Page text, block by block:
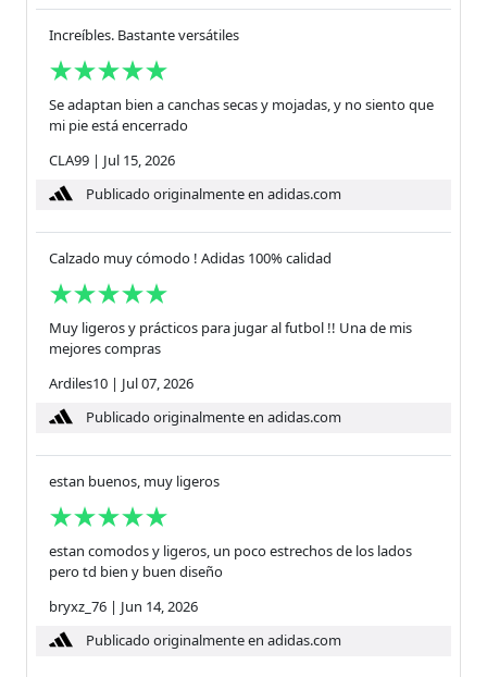
Increíbles. Bastante versátiles
Se adaptan bien a canchas secas y mojadas, y no siento que
mi pie está encerrado
CLA99 | Jul 15, 2026
Publicado originalmente en adidas.com
Calzado muy cómodo ! Adidas 100% calidad
Muy ligeros y prácticos para jugar al futbol !! Una de mis
mejores compras
Ardiles10 | Jul 07, 2026
Publicado originalmente en adidas.com
estan buenos, muy ligeros
estan comodos y ligeros, un poco estrechos de los lados
pero td bien y buen diseño
bryxz_76 | Jun 14, 2026
Publicado originalmente en adidas.com